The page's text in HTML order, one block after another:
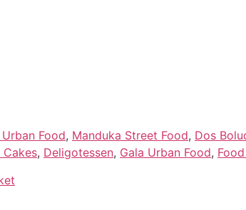
Food, Manduka Street Food, Dos
Cakes, Deligotessen, Gala Urban Food,